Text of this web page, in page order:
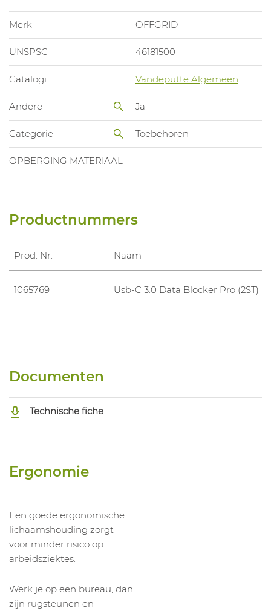
Merk OFFGRID
UNSPSC 46181500
Catalogi Vandeputte Algemeen
Andere Ja
Categorie Toebehoren______________
OPBERGING MATERIAAL
Productnummers
Prod. Nr. Naam
1065769 Usb-C 3.0 Data Blocker Pro (2ST)
Documenten
Technische fiche
Ergonomie
Een goede ergonomische
lichaamshouding zorgt
voor minder risico op
arbeidsziektes.
Werk je op een bureau, dan
zijn rugsteunen en